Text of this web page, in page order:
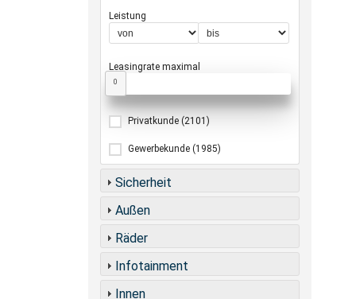
Leistung
Leasingrate maximal
0
Privatkunde (2101)
Gewerbekunde (1985)
Sicherheit
Außen
Räder
Infotainment
Innen